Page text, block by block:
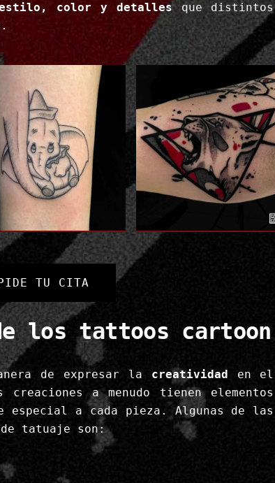
color y detallesque distintos
TU CITA
los tattoos cartoon
de expresar la creatividad en el
a menudo tienen elementos
a cada pieza. Algunas de las
tatuaje son: